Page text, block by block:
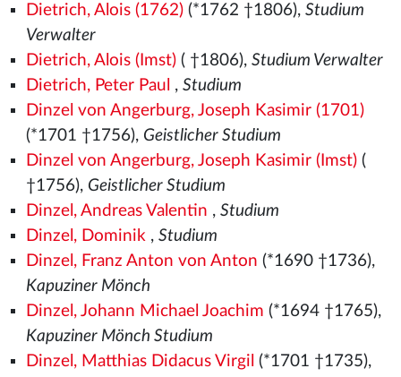
Dietrich, Alois (1762)(*1762 †1806), Studium
Verwalter
Dietrich, Alois (Imst)( †1806), Studium Verwalter
Dietrich, Peter Paul , Studium
Dinzel von Angerburg, Joseph Kasimir (1701)
(*1701 †1756), Geistlicher Studium
Dinzel von Angerburg, Joseph Kasimir (Imst)(
†1756), Geistlicher Studium
Dinzel, Andreas Valentin , Studium
Dinzel, Dominik, Studium
Dinzel, Franz Anton von Anton (*1690 †1736),
Kapuziner Mönch
Dinzel, Johann Michael Joachim (*1694 †1765),
Kapuziner Mönch Studium
Dinzel, Matthias Didacus Virgil (*1701 †1735),